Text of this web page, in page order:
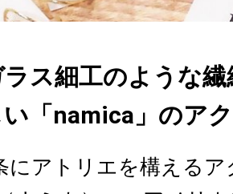
ス細工のような
「namica」のア
にアトリエを構える